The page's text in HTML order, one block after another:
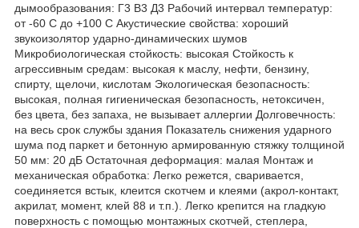
дымообразования: Г3 В3 Д3 Рабочий интервал температур:
от -60 С до +100 С Акустические свойства: хороший
звукоизолятор ударно-динамических шумов
Микробиологическая стойкость: высокая Стойкость к
агрессивным средам: высокая к маслу, нефти, бензину,
спирту, щелочи, кислотам Экологическая безопасность:
высокая, полная гигиеническая безопасность, нетоксичен,
без цвета, без запаха, не вызывает аллергии Долговечность:
на весь срок службы здания Показатель снижения ударного
шума под паркет и бетонную армированную стяжку толщиной
50 мм: 20 дБ Остаточная деформация: малая Монтаж и
механическая обработка: Легко режется, сваривается,
соединяется встык, клеится скотчем и клеями (акрол-контакт,
акрилат, момент, клей 88 и т.п.). Легко крепится на гладкую
поверхность с помощью монтажных скотчей, степлера,